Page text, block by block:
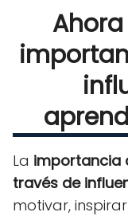
La importancia
través de
motivar,